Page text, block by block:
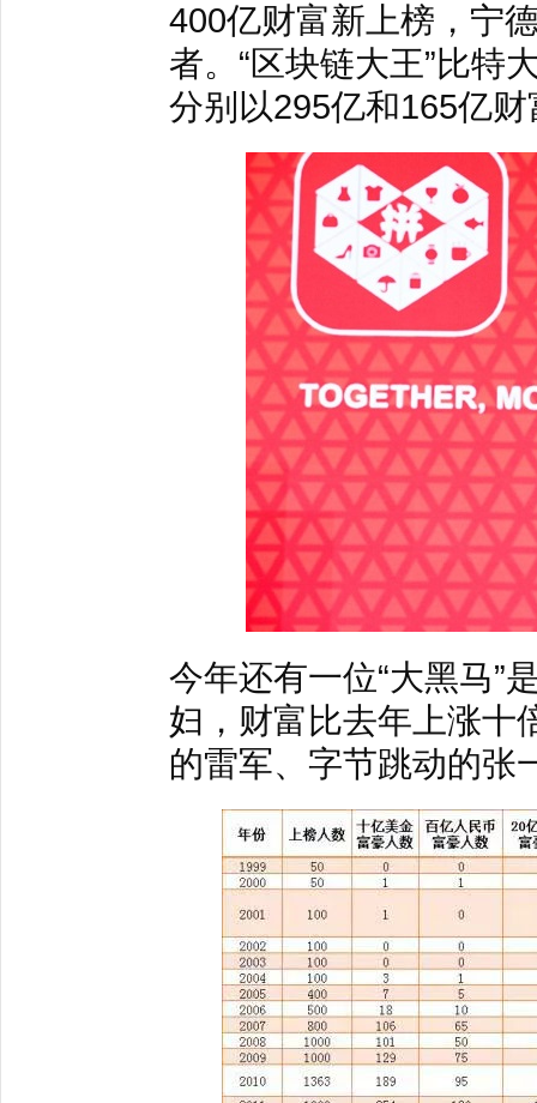
400亿财富新上榜，宁
者。“区块链大王”比特
分别以295亿和165亿
今年还有一位“大黑马”
妇，财富比去年上涨十
的雷军、字节跳动的张